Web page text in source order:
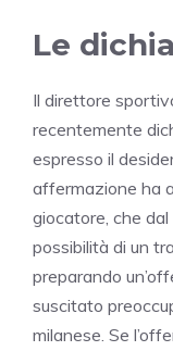
Le
Il direttore
recentemente
espresso il
affermazione ha
giocatore, che
possibilità di un
preparando
suscitato
milanese. Se